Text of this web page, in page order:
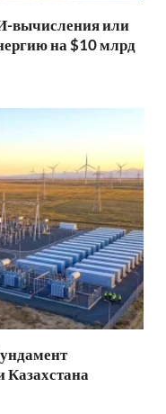
вычисления или
на $10 млрд
Казахстана